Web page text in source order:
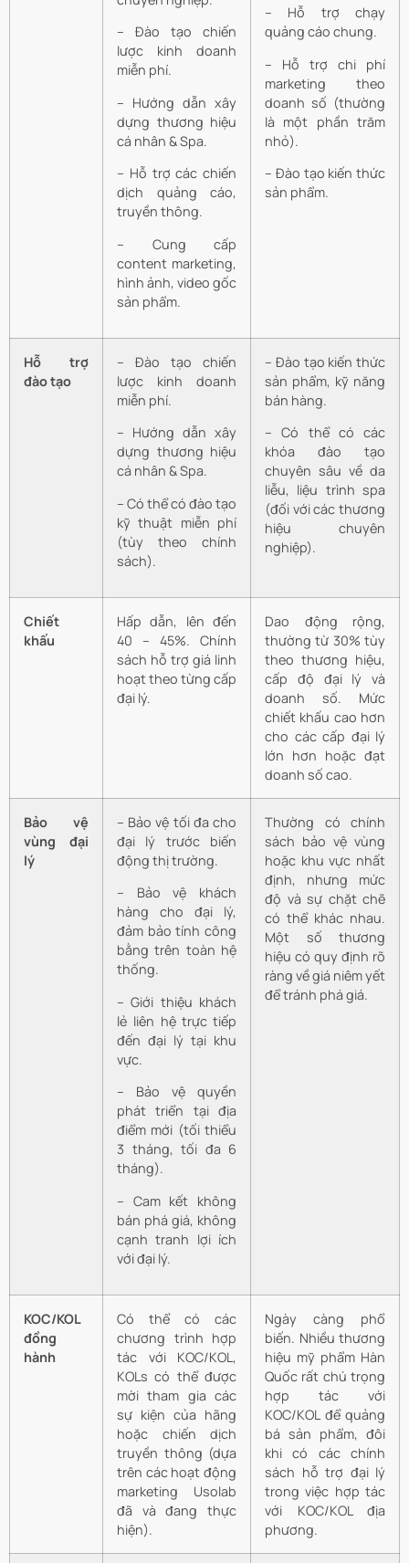
– Đào tạo chiến
lược kinh doanh
miễn phí.
– Hướng dẫn xây
dựng thương hiệu
cá nhân & Spa.
– Hỗ trợ các chiến
dịch quảng cáo,
truyền thông.
– Cung cấp
content marketing,
hình ảnh, video gốc
sản phẩm.
– Hỗ trợ chạy
quảng cáo chung.
– Hỗ trợ chi phí
marketing theo
doanh số (thường
là một phần trăm
nhỏ).
– Đào tạo kiến thức
sản phẩm.
Hỗ trợ
đào tạo
– Đào tạo chiến
lược kinh doanh
miễn phí.
– Hướng dẫn xây
dựng thương hiệu
cá nhân & Spa.
– Có thể có đào tạo
kỹ thuật miễn phí
(tùy theo chính
sách).
– Đào tạo kiến thức
sản phẩm, kỹ năng
bán hàng.
– Có thể có các
khóa đào tạo
chuyên sâu về da
liễu, liệu trình spa
(đối với các thương
hiệu chuyên
nghiệp).
Chiết
khấu
Hấp dẫn, lên đến
40 – 45%. Chính
sách hỗ trợ giá linh
hoạt theo từng cấp
đại lý.
Dao động rộng,
thường từ 30% tùy
theo thương hiệu,
cấp độ đại lý và
doanh số. Mức
chiết khấu cao hơn
cho các cấp đại lý
lớn hơn hoặc đạt
doanh số cao.
Bảo vệ
vùng đại
lý
– Bảo vệ tối đa cho
đại lý trước biến
động thị trường.
– Bảo vệ khách
hàng cho đại lý,
đảm bảo tính công
bằng trên toàn hệ
thống.
– Giới thiệu khách
lẻ liên hệ trực tiếp
đến đại lý tại khu
vực.
– Bảo vệ quyền
phát triển tại địa
điểm mới (tối thiểu
3 tháng, tối đa 6
tháng).
– Cam kết không
bán phá giá, không
cạnh tranh lợi ích
với đại lý.
Thường có chính
sách bảo vệ vùng
hoặc khu vực nhất
định, nhưng mức
độ và sự chặt chẽ
có thể khác nhau.
Một số thương
hiệu có quy định rõ
ràng về giá niêm yết
để tránh phá giá.
KOC/KOL
đồng
hành
Có thể có các
chương trình hợp
tác với KOC/KOL,
KOLs có thể được
mời tham gia các
sự kiện của hãng
hoặc chiến dịch
truyền thông (dựa
trên các hoạt động
marketing Usolab
đã và đang thực
hiện).
Ngày càng phổ
biến. Nhiều thương
hiệu mỹ phẩm Hàn
Quốc rất chú trọng
hợp tác với
KOC/KOL để quảng
bá sản phẩm, đôi
khi có các chính
sách hỗ trợ đại lý
trong việc hợp tác
với KOC/KOL địa
phương.